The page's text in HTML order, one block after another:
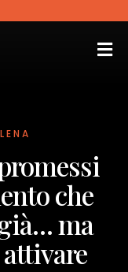
che
ma